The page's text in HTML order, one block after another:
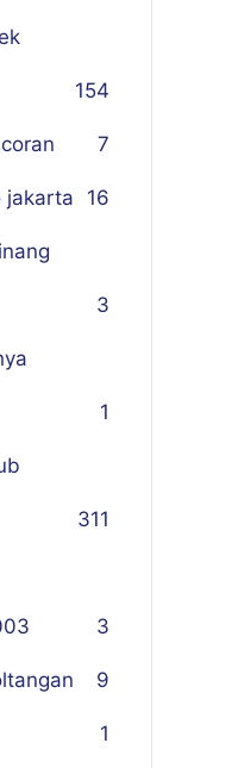
154
7
jakarta 16
3
1
311
3
9
1